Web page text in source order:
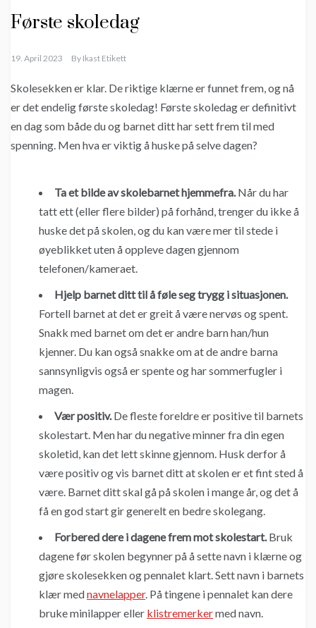
Første skoledag
19. April 2023 By Ikast Etikett
Skolesekken er klar. De riktige klærne er funnet frem, og nå
er det endelig første skoledag! Første skoledag er definitivt
en dag som både du og barnet ditt har sett frem til med
spenning. Men hva er viktig å huske på selve dagen?
Ta et bilde av skolebarnet hjemmefra.Når du har
tatt ett (eller flere bilder) på forhånd, trenger du ikke å
huske det på skolen, og du kan være mer til stede i
øyeblikket uten å oppleve dagen gjennom
telefonen/kameraet.
Hjelp barnet ditt til å føle seg trygg i situasjonen.
Fortell barnet at det er greit å være nervøs og spent.
Snakk med barnet om det er andre barn han/hun
kjenner. Du kan også snakke om at de andre barna
sannsynligvis også er spente og har sommerfugler i
magen.
Vær positiv.De fleste foreldre er positive til barnets
skolestart. Men har du negative minner fra din egen
skoletid, kan det lett skinne gjennom. Husk derfor å
være positiv og vis barnet ditt at skolen er et fint sted å
være. Barnet ditt skal gå på skolen i mange år, og det å
få en god start gir generelt en bedre skolegang.
Forbered dere i dagene frem mot skolestart.Bruk
dagene før skolen begynner på å sette navn i klærne og
gjøre skolesekken og pennalet klart. Sett navn i barnets
klær mednavnelapper. På tingene i pennalet kan dere
bruke minilapper eller klistremerkermed navn.